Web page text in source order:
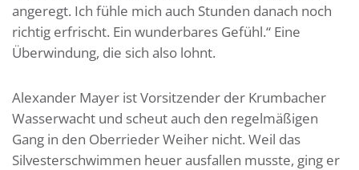
angeregt. Ich fühle mich auch Stunden danach noch
richtig erfrischt. Ein wunderbares Gefühl.“ Eine
Überwindung, die sich also lohnt.
Alexander Mayer ist Vorsitzender der Krumbacher
Wasserwacht und scheut auch den regelmäßigen
Gang in den Oberrieder Weiher nicht. Weil das
Silvesterschwimmen heuer ausfallen musste, ging er